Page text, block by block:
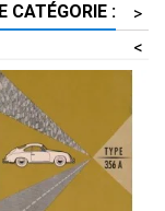
CATÉGORIE :
>
<